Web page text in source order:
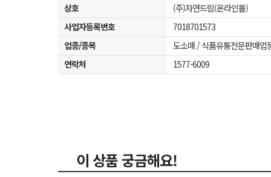
상호
(주)자연드림(온라인몰)
사업자등록번호
7018701573
업종/종목
도소매 / 식품유통전문판매업
연락처
1577-6009
이 상품 궁금해요!